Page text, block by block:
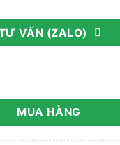
VẤN (ZALO)
Phẩm 15 số lượng
MUA HÀNG